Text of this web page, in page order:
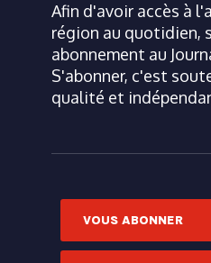
Afin d'avoir accès à
région au quotidien,
abonnement au
S'abonner, c'est
qualité et
VOUS ABONNER